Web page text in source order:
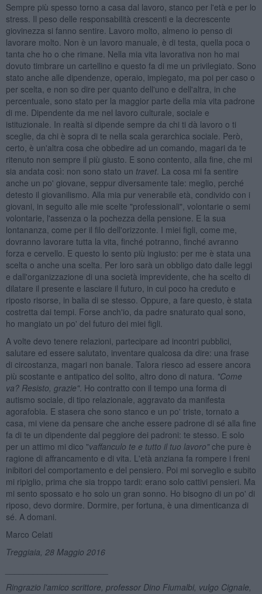
Sempre più spesso torno a casa dal lavoro, stanco per l'età e per lo
stress. Il peso delle responsabilità crescenti e la decrescente
giovinezza si fanno sentire. Lavoro molto, almeno io penso di
lavorare molto. Non è un lavoro manuale, è di testa, quella poca o
tanta che ho o che rimane. Nella mia vita lavorativa non ho mai
dovuto timbrare un cartellino e questo fa di me un privilegiato. Sono
stato anche alle dipendenze, operaio, impiegato, ma poi per caso o
per scelta, e non so dire per quanto dell'uno e dell'altra, in che
percentuale, sono stato per la maggior parte della mia vita padrone
di me. Dipendente da me nel lavoro culturale, sociale e
istituzionale. In realtà si dipende sempre da chi ti dà lavoro o ti
sceglie, da chi è sopra di te nella scala gerarchica sociale. Però,
certo, è un'altra cosa che obbedire ad un comando, magari da te
ritenuto non sempre il più giusto. E sono contento, alla fine, che mi
sia andata così: non sono stato un travet. La cosa mi fa sentire
anche un po' giovane, seppur diversamente tale: meglio, perché
detesto il giovanilismo. Alla mia pur venerabile età, condivido con i
giovani, in seguito alle mie scelte "professionali", volontarie o semi
volontarie, l'assenza o la pochezza della pensione. E la sua
lontananza, come per il filo dell'orizzonte. I miei figli, come me,
dovranno lavorare tutta la vita, finché potranno, finché avranno
forza e cervello. E questo lo sento più ingiusto: per me è stata una
scelta o anche una scelta. Per loro sarà un obbligo dato dalle leggi
e dall'organizzazione di una società imprevidente, che ha scelto di
dilatare il presente e lasciare il futuro, in cui poco ha creduto e
riposto risorse, in balia di se stesso. Oppure, a fare questo, è stata
costretta dai tempi. Forse anch'io, da padre snaturato qual sono,
ho mangiato un po' del futuro dei miei figli.
A volte devo tenere relazioni, partecipare ad incontri pubblici,
salutare ed essere salutato, inventare qualcosa da dire: una frase
di circostanza, magari non banale. Talora riesco ad essere ancora
più scostante e antipatico del solito, altro dono di natura. "Come
va? Resisto, grazie". Ho contratto con il tempo una forma di
autismo sociale, di tipo relazionale, aggravato da manifesta
agorafobia. E stasera che sono stanco e un po' triste, tornato a
casa, mi viene da pensare che anche essere padrone di sé alla fine
fa di te un dipendente dal peggiore dei padroni: te stesso. E solo
per un attimo mi dico "vaffanculo te e tutto il tuo lavoro"che pure è
ragione di affrancamento e di vita. L'età anziana fa rompere i freni
inibitori del comportamento e del pensiero. Poi mi sorveglio e subito
mi ripiglio, prima che sia troppo tardi: erano solo cattivi pensieri. Ma
mi sento spossato e ho solo un gran sonno. Ho bisogno di un po' di
riposo, devo dormire. Dormire, per fortuna, è una dimenticanza di
sé. A domani.
Marco Celati
Treggiaia, 28 Maggio 2016
Ringrazio l'amico scrittore, professor Dino Fiumalbi, vulgo Cignale,